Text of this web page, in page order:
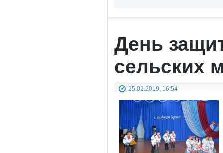
День
сельских
25.02.2019, 16:54